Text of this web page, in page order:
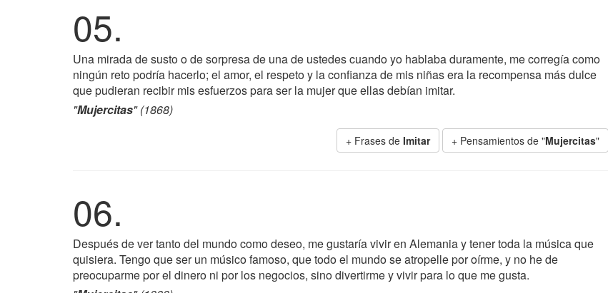
05.
Una mirada de susto o de sorpresa de una de ustedes cuando yo hablaba duramente, me corregía como
ningún reto podría hacerlo; el amor, el respeto y la confianza de mis niñas era la recompensa más dulce
que pudieran recibir mis esfuerzos para ser la mujer que ellas debían imitar.
"Mujercitas" (1868)
+ Frases de Imitar + Pensamientos de "Mujercitas"
06.
Después de ver tanto del mundo como deseo, me gustaría vivir en Alemania y tener toda la música que
quisiera. Tengo que ser un músico famoso, que todo el mundo se atropelle por oírme, y no he de
preocuparme por el dinero ni por los negocios, sino divertirme y vivir para lo que me gusta.